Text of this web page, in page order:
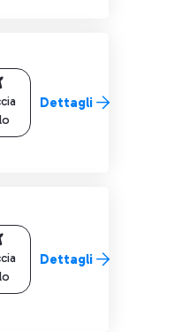
Dettagli
Dettagli